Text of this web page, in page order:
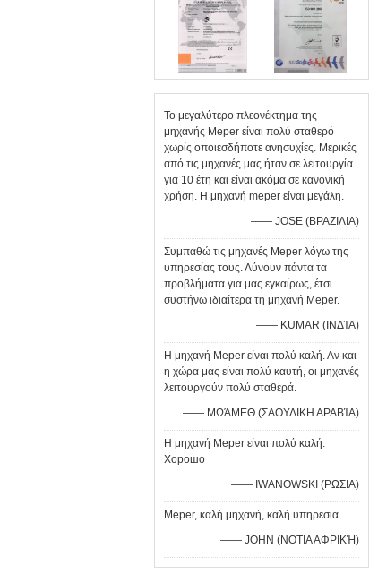
Το μεγαλύτερο πλεονέκτημα της
μηχανής Meper είναι πολύ σταθερό
χωρίς οποιεσδήποτε ανησυχίες. Μερικές
από τις μηχανές μας ήταν σε λειτουργία
για 10 έτη και είναι ακόμα σε κανονική
χρήση. Η μηχανή meper είναι μεγάλη.
—— JOSE (ΒΡΑΖΙΛΙΑ)
Συμπαθώ τις μηχανές Meper λόγω της
υπηρεσίας τους. Λύνουν πάντα τα
προβλήματα για μας εγκαίρως, έτσι
συστήνω ιδιαίτερα τη μηχανή Meper.
—— KUMAR (ΙΝΔΊΑ)
Η μηχανή Meper είναι πολύ καλή. Αν και
η χώρα μας είναι πολύ καυτή, οι μηχανές
λειτουργούν πολύ σταθερά.
—— ΜΩΆΜΕΘ (ΣΑΟΥΔΙΚΗ ΑΡΑΒΊΑ)
Η μηχανή Meper είναι πολύ καλή.
Хорошо
—— IWANOWSKI (ΡΩΣΙΑ)
Meper, καλή μηχανή, καλή υπηρεσία.
—— JOHN (ΝΟΤΙΑ ΑΦΡΙΚΉ)